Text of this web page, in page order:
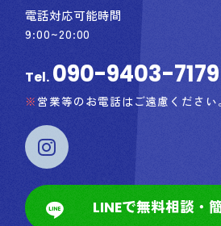
電話対応可能時間
9:00~20:00
Tel. 090-9403-7179
営業等のお電話はご遠慮ください。
LINEで無料相談・